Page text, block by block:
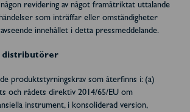
revidering av något framåtriktat uttalande
som inträffar eller omständigheter
innehållet i detta pressmeddelande.
distributörer
produktstyrningskrav som återfinns i: (a)
och rådets direktiv 2014/65/EU om
instrument, i konsoliderad version,